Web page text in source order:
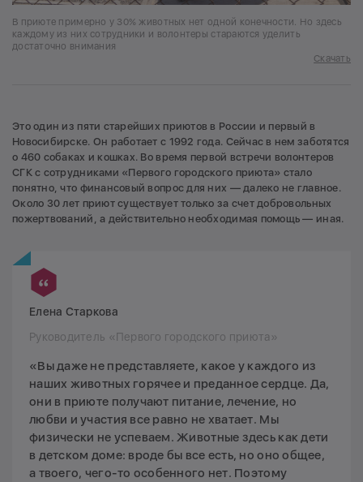
В приюте примерно у 30% животных нет одной конечности. Но здесь
каждому из них сотрудники и волонтеры стараются уделить
достаточно внимания
Скачать
Это один из пяти старейших приютов в России и первый в
Новосибирске. Он работает с 1992 года. Сейчас в нем заботятся
о 460 собаках и кошках. Во время первой встречи волонтеров
СГК с сотрудниками «Первого городского приюта» стало
понятно, что финансовый вопрос для них — далеко не главное.
Около 30 лет приют существует только за счет добровольных
пожертвований, а действительно необходимая помощь — иная.
Елена Старкова
Руководитель «Первого городского приюта»
«Вы даже не представляете, какое у каждого из
наших животных горячее и преданное сердце. Да,
они в приюте получают питание, лечение, но
любви и участия все равно не хватает. Мы
физически не успеваем. Животные здесь как дети
в детском доме: вроде бы все есть, но оно общее,
а твоего, чего-то особенного нет. Поэтому